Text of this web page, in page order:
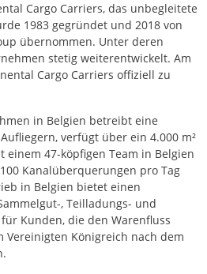
Cargo Carriers, das unbegleitete
1983 gegründet und 2018 von
übernommen. Unter deren
stetig weiterentwickelt. Am
Cargo Carriers offiziell zu
in Belgien betreibt eine
verfügt über ein 4.000 m²
47-köpfigen Team in Belgien
Kanalüberquerungen pro Tag
in Belgien bietet einen
, Teilladungs- und
Kunden, die den Warenfluss
Vereinigten Königreich nach dem